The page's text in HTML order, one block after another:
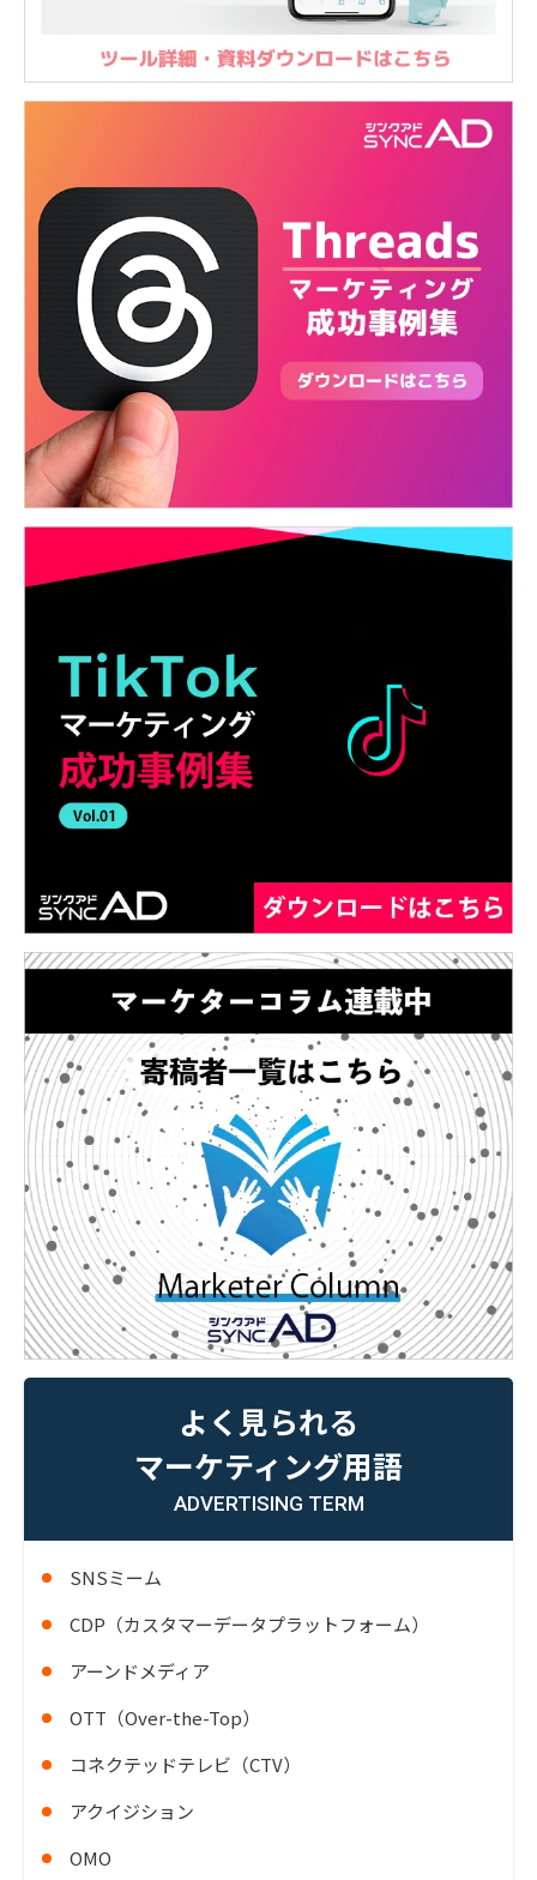
よく見られる
マーケティング用語
ADVERTISING TERM
SNSミーム
CDP（カスタマーデータプラットフォーム）
アーンドメディア
OTT（Over-the-Top）
コネクテッドテレビ（CTV）
アクイジション
OMO